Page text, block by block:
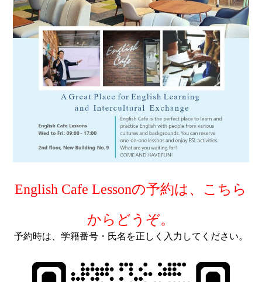
English Cafe Lessonの予約は、こちら
からどうぞ。
予約時は、学籍番号・氏名を正しく入力してください。